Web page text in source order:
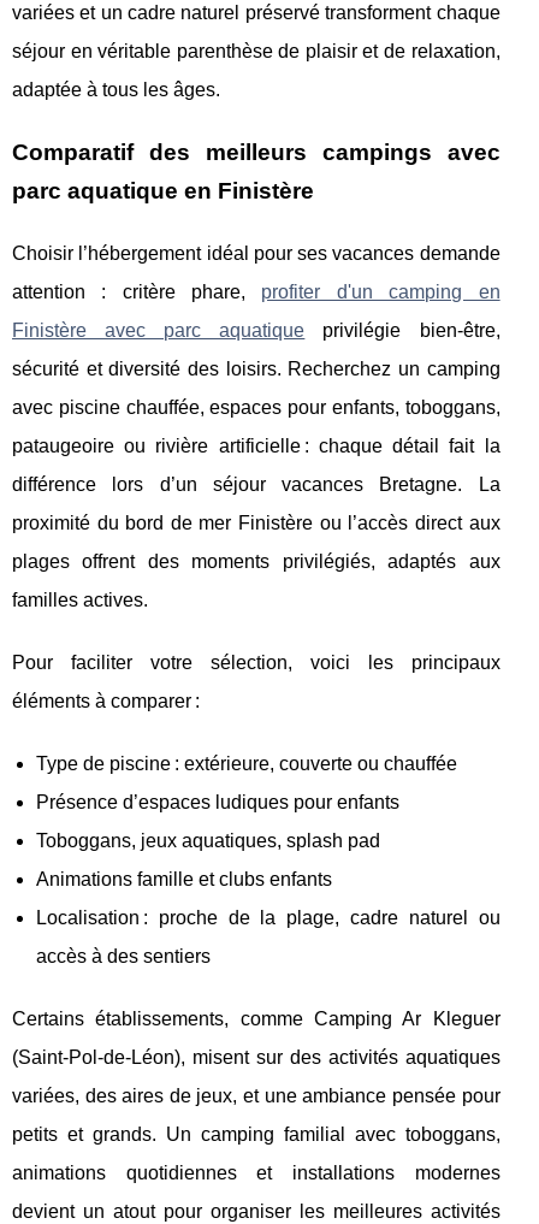
variées et un cadre naturel préservé transforment chaque
séjour en véritable parenthèse de plaisir et de relaxation,
adaptée à tous les âges.
Comparatif des meilleurs campings avec
parc aquatique en Finistère
Choisir l’hébergement idéal pour ses vacances demande
attention : critère phare, profiter d'un camping en
Finistère avec parc aquatique privilégie bien-être,
sécurité et diversité des loisirs. Recherchez un camping
avec piscine chauffée, espaces pour enfants, toboggans,
pataugeoire ou rivière artificielle : chaque détail fait la
différence lors d’un séjour vacances Bretagne. La
proximité du bord de mer Finistère ou l’accès direct aux
plages offrent des moments privilégiés, adaptés aux
familles actives.
Pour faciliter votre sélection, voici les principaux
éléments à comparer :
Type de piscine : extérieure, couverte ou chauffée
Présence d’espaces ludiques pour enfants
Toboggans, jeux aquatiques, splash pad
Animations famille et clubs enfants
Localisation : proche de la plage, cadre naturel ou
accès à des sentiers
Certains établissements, comme Camping Ar Kleguer
(Saint-Pol-de-Léon), misent sur des activités aquatiques
variées, des aires de jeux, et une ambiance pensée pour
petits et grands. Un camping familial avec toboggans,
animations quotidiennes et installations modernes
devient un atout pour organiser les meilleures activités